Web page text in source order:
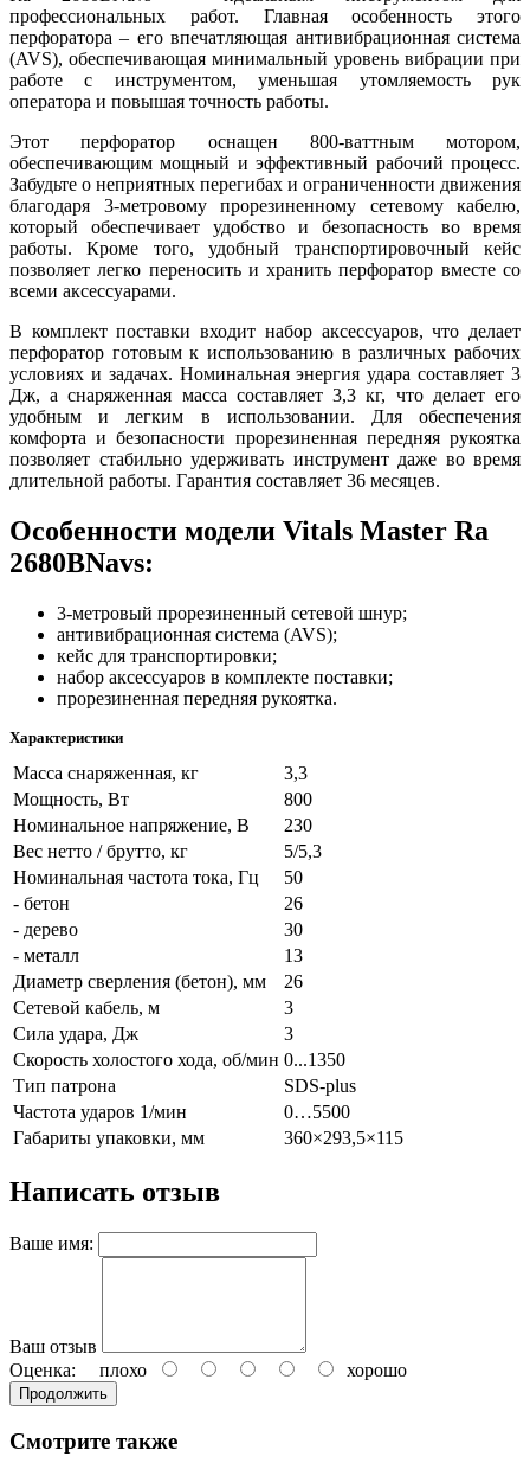
профессиональных работ. Главная особенность этого
перфоратора – его впечатляющая антивибрационная система
(AVS), обеспечивающая минимальный уровень вибрации при
работе с инструментом, уменьшая утомляемость рук
оператора и повышая точность работы.
Этот перфоратор оснащен 800-ваттным мотором,
обеспечивающим мощный и эффективный рабочий процесс.
Забудьте о неприятных перегибах и ограниченности движения
благодаря 3-метровому прорезиненному сетевому кабелю,
который обеспечивает удобство и безопасность во время
работы. Кроме того, удобный транспортировочный кейс
позволяет легко переносить и хранить перфоратор вместе со
всеми аксессуарами.
В комплект поставки входит набор аксессуаров, что делает
перфоратор готовым к использованию в различных рабочих
условиях и задачах. Номинальная энергия удара составляет 3
Дж, а снаряженная масса составляет 3,3 кг, что делает его
удобным и легким в использовании. Для обеспечения
комфорта и безопасности прорезиненная передняя рукоятка
позволяет стабильно удерживать инструмент даже во время
длительной работы. Гарантия составляет 36 месяцев.
Особенности модели Vitals Master Ra
2680BNavs:
3-метровый прорезиненный сетевой шнур;
антивибрационная система (AVS);
кейс для транспортировки;
набор аксессуаров в комплекте поставки;
прорезиненная передняя рукоятка.
Характеристики
Масса снаряженная, кг
3,3
Мощность, Вт
800
Номинальное напряжение, В
230
Вес нетто / брутто, кг
5/5,3
Номинальная частота тока, Гц
50
- бетон
26
- дерево
30
- металл
13
Диаметр сверления (бетон), мм
26
Сетевой кабель, м
3
Сила удара, Дж
3
Скорость холостого хода, об/мин 0...1350
Тип патрона
SDS-plus
Частота ударов 1/мин
0…5500
Габариты упаковки, мм
360×293,5×115
Написать отзыв
Ваше имя:
Ваш отзыв
Оценка: плохо хорошо
Продолжить
Смотрите также